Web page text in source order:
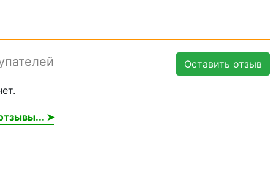
Оставить отзыв
➤